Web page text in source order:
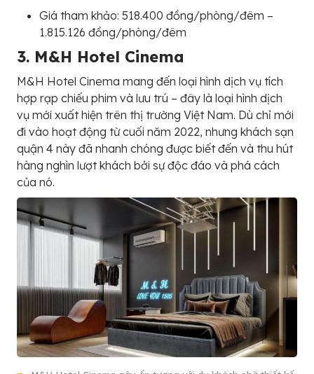
Giá tham khảo: 518.400 đồng/phòng/đêm –
1.815.126 đồng/phòng/đêm
3. M&H Hotel Cinema
M&H Hotel Cinema mang đến loại hình dịch vụ tích
hợp rạp chiếu phim và lưu trú – đây là loại hình dịch
vụ mới xuất hiện trên thị trường Việt Nam. Dù chỉ mới
đi vào hoạt động từ cuối năm 2022, nhưng khách sạn
quận 4 này đã nhanh chóng được biết đến và thu hút
hàng nghìn lượt khách bởi sự độc đáo và phá cách
của nó.